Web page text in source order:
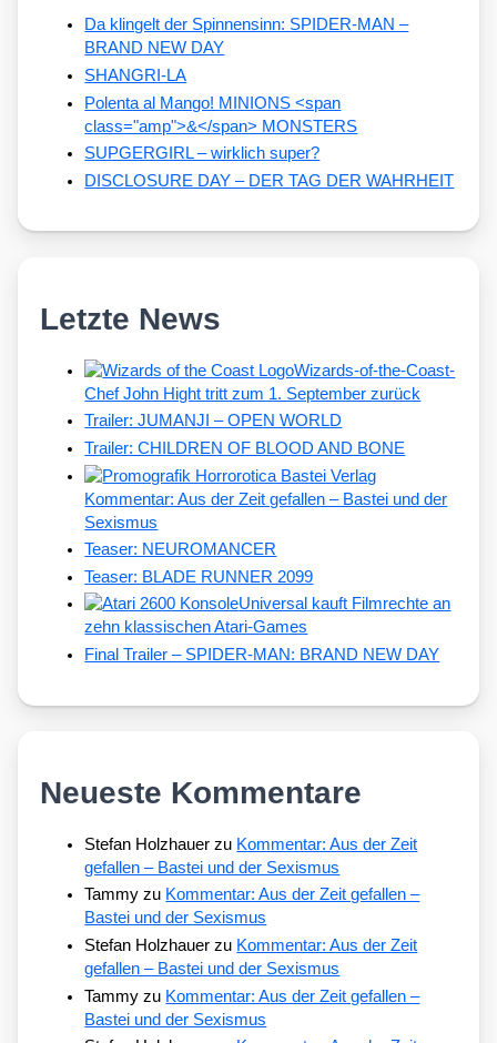
Da klingelt der Spinnensinn: SPIDER-MAN –
BRAND NEW DAY
SHANGRI-LA
Polenta al Mango! MINIONS <span
class="amp">&</span> MONSTERS
SUPGERGIRL – wirklich super?
DISCLOSURE DAY – DER TAG DER WAHRHEIT
Letzte News
Wizards-of-the-Coast-
Chef John Hight tritt zum 1. September zurück
Trailer: JUMANJI – OPEN WORLD
Trailer: CHILDREN OF BLOOD AND BONE
Kommentar: Aus der Zeit gefallen – Bastei und der
Sexismus
Teaser: NEUROMANCER
Teaser: BLADE RUNNER 2099
Universal kauft Filmrechte an
zehn klassischen Atari-Games
Final Trailer – SPIDER-MAN: BRAND NEW DAY
Neueste Kommentare
Stefan Holzhauer zu Kommentar: Aus der Zeit
gefallen – Bastei und der Sexismus
Tammy zu Kommentar: Aus der Zeit gefallen –
Bastei und der Sexismus
Stefan Holzhauer zu Kommentar: Aus der Zeit
gefallen – Bastei und der Sexismus
Tammy zu Kommentar: Aus der Zeit gefallen –
Bastei und der Sexismus